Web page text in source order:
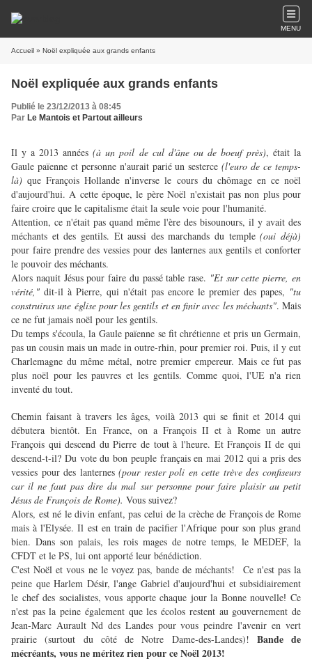
MENU
Accueil » Noël expliquée aux grands enfants
Noël expliquée aux grands enfants
Publié le 23/12/2013 à 08:45
Par Le Mantois et Partout ailleurs
Il y a 2013 années(à un poil de cul d'âne ou de boeuf près), était la
Gaule païenne et personne n'aurait parié un sesterce(l'euro de ce temps-
là) que François Hollande n'inverse le cours du chômage en ce noël
d'aujourd'hui. A cette époque, le père Noël n'existait pas non plus pour
faire croire que le capitalisme était la seule voie pour l'humanité.
Attention, ce n'était pas quand même l'ère des bisounours, il y avait des
méchants et des gentils. Et aussi des marchands du temple(oui déjà)
pour faire prendre des vessies pour des lanternes aux gentils et conforter
le pouvoir des méchants.
Alors naquit Jésus pour faire du passé table rase. "Et sur cette pierre, en
vérité," dit-il à Pierre, qui n'était pas encore le premier des papes, "tu
construiras une église pour les gentils et en finir avec les méchants". Mais
ce ne fut jamais noël pour les gentils.
Du temps s'écoula, la Gaule païenne se fit chrétienne et pris un Germain,
pas un cousin mais un made in outre-rhin, pour premier roi. Puis, il y eut
Charlemagne du même métal, notre premier empereur. Mais ce fut pas
plus noël pour les pauvres et les gentils. Comme quoi, l'UE n'a rien
inventé du tout.
Chemin faisant à travers les âges, voilà 2013 qui se finit et 2014 qui
débutera bientôt. En France, on a François II et à Rome un autre
François qui descend du Pierre de tout à l'heure. Et François II de qui
descend-t-il? Du vote du bon peuple français en mai 2012 qui a pris des
vessies pour des lanternes(pour rester poli en cette trève des confiseurs
car il ne faut pas dire du mal sur personne pour faire plaisir au petit
Jésus de François de Rome). Vous suivez?
Alors, est né le divin enfant, pas celui de la crèche de François de Rome
mais à l'Elysée. Il est en train de pacifier l'Afrique pour son plus grand
bien. Dans son palais, les rois mages de notre temps, le MEDEF, la
CFDT et le PS, lui ont apporté leur bénédiction.
C'est Noël et vous ne le voyez pas, bande de méchants! Ce n'est pas la
peine que Harlem Désir, l'ange Gabriel d'aujourd'hui et subsidiairement
le chef des socialistes, vous apporte chaque jour la Bonne nouvelle!Ce
n'est pas la peine également que les écolos restent au gouvernement de
Jean-Marc Aurault Nd des Landes pour vous peindre l'avenir en vert
prairie (surtout du côté de Notre Dame-des-Landes)! Bande de
mécréants, vous ne méritez rien pour ce Noël 2013!